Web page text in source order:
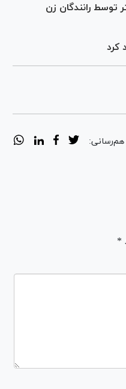
توسط رانندگان زن
کرد
هم‌رسانی:
*